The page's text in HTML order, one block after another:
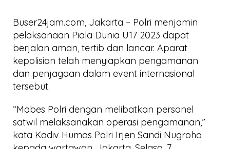
Buser24jam.com, Jakarta – Polri menjamin
pelaksanaan Piala Dunia U17 2023 dapat
berjalan aman, tertib dan lancar. Aparat
kepolisian telah menyiapkan pengamanan
dan penjagaan dalam event internasional
tersebut.
“Mabes Polri dengan melibatkan personel
satwil melaksanakan operasi pengamanan,”
kata Kadiv Humas Polri Irjen Sandi Nugroho